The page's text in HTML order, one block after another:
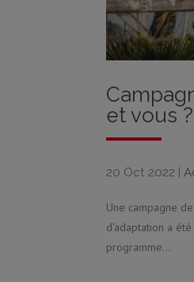
et vous ?
20 Oct 2022 |
Une campagne
d’adaptation a
programme...